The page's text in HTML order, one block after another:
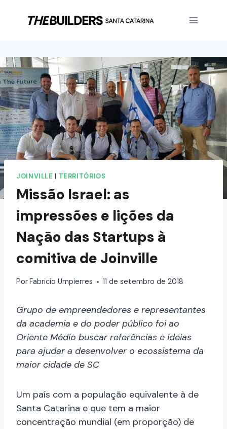
JOINVILLE TERRITÓRIOS
Missão Israel: as
impressões e lições da
Nação das Startups à
comitiva de Joinville
PorFabricio Umpierres 11 de setembro de 2018
Grupo de empreendedores e representantes
da academia e do poder público foi ao
Oriente Médio buscar referências e ideias
para ajudar a desenvolver o ecossistema da
maior cidade de SC
Um país com a população equivalente à de
Santa Catarina e que tem a maior
concentração mundial (em proporção) de